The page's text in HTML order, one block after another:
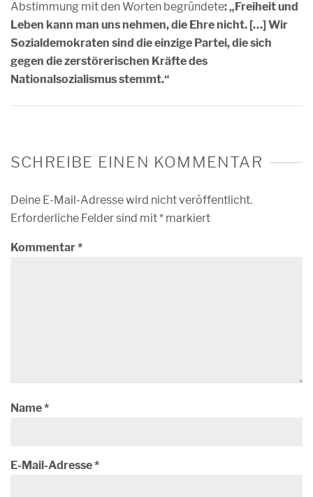
Abstimmung mit den Worten begründete: „Freiheit und
Leben kann man uns nehmen, die Ehre nicht. […] Wir
Sozialdemokraten sind die einzige Partei, die sich
gegen die zerstörerischen Kräfte des
Nationalsozialismus stemmt.“
SCHREIBE EINEN KOMMENTAR
Deine E-Mail-Adresse wird nicht veröffentlicht.
Erforderliche Felder sind mit* markiert
Kommentar*
Name*
E-Mail-Adresse*